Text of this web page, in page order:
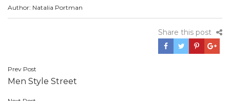
Author: Natalia Portman
Share this post
Post
Prev Post
Men Style Street